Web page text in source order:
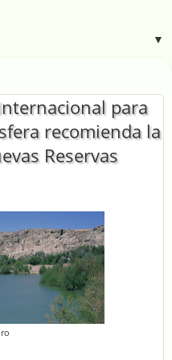
▼
para
recomienda la
Reservas